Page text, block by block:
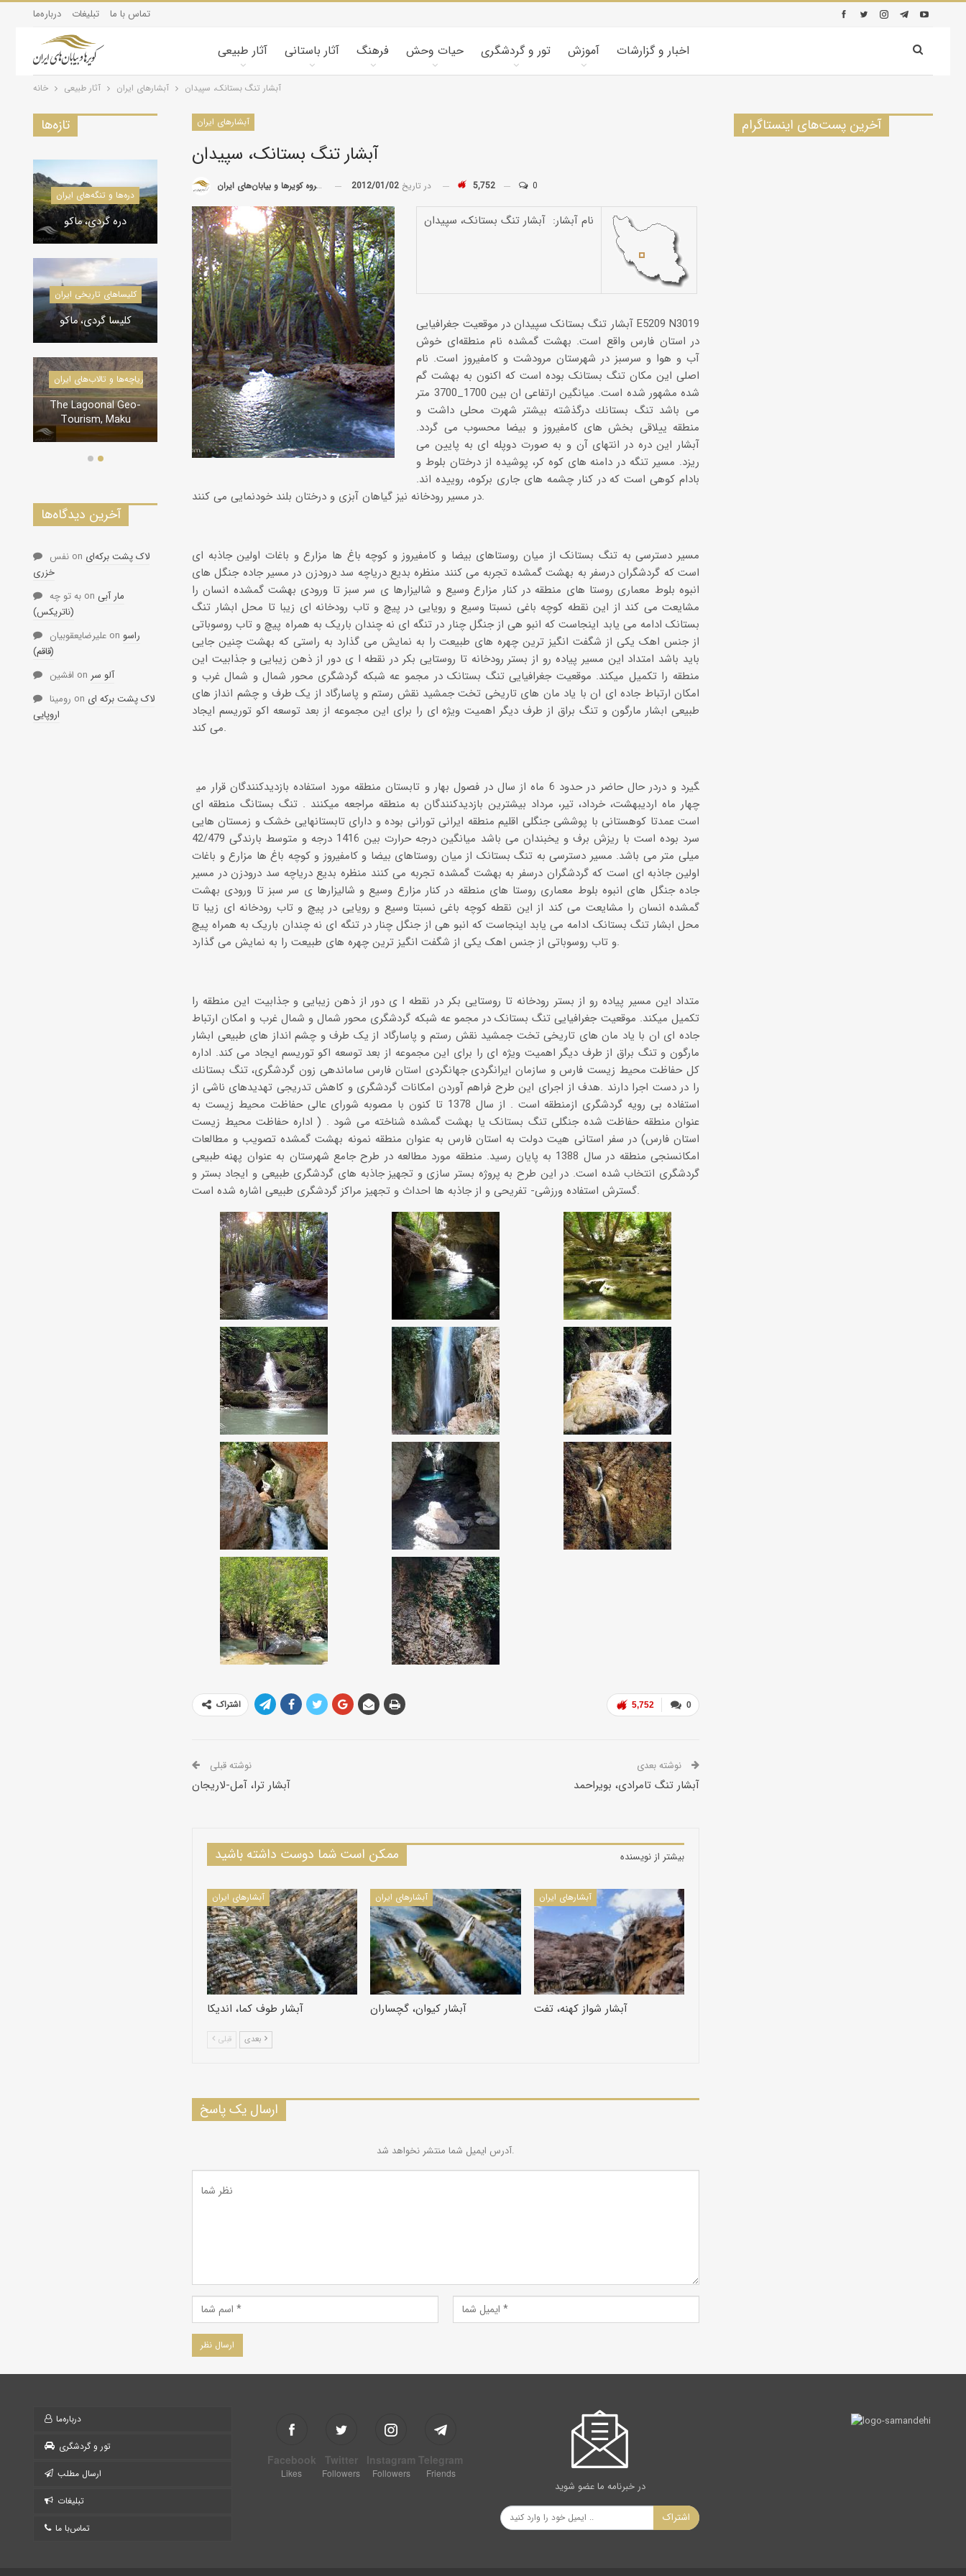
درباره‌ما تبلیغات تماس با ما
آثار طبیعی آثار باستانی فرهنگ حیات وحش تور و گردشگری آموزش اخبار و گزارشات
خانه آثار طبیعی آبشارهای ایران آبشار تنگ بستانک، سپیدان
آبشارهای ایران
آبشار تنگ بستانک، سپیدان
توسط گروه کویرها و بیابان‌های ایران در تاریخ 2012/01/02 5,752 0
نام آبشار: آبشار تنگ بستانک، سپیدان
آبشار تنگ بستانک سپیدان در موقعیت جغرافیایی E5209 N3019
در استان فارس واقع است. بهشت گمشده نام منطقه‌ای خوش
آب و هوا و سرسبز در شهرستان مرودشت و کامفیروز است. نام
اصلی این مکان تنگ بستانک بوده است که اکنون به بهشت گم
شده مشهور شده است. میانگین ارتفاعی ان بین 1700_3700 متر
می باشد تنگ بستانك درگذشته بیشتر شهرت محلی داشت و
منطقه ییلاقی بخش های كامفیروز و بیضا محسوب می گردد.
آبشار این دره در انتهای آن و به صورت دوپله ای به پایین می
ریزد. مسیر تنگه در دامنه های کوه کر، پوشیده از درختان بلوط و
بادام کوهی است که در کنار چشمه های جاری برکوه، روییده اند.
در مسیر رودخانه نیز گیاهان آبزی و درختان بلند خودنمایی می کنند.
مسیر دسترسی به تنگ بستانک از میان روستاهای بیضا و کامفیروز و کوچه باغ ها مزارع و باغات اولین جاذبه ای
است که گردشگران درسفر به بهشت گمشده تجربه می کنند منظره بدیع دریاچه سد درودزن در مسیر جاده جنگل های
انبوه بلوط معماری روستا های منطقه در کنار مزارع وسیع و شالیزارها ی سر سبز تا ورودی بهشت گمشده انسان را
مشایعت می کند از این نقطه کوچه باغی نسبتا وسیع و رویایی در پیچ و تاب رودخانه ای زیبا تا محل ابشار تنگ
بستانک ادامه می یابد اینجاست که انبو هی از جنگل چنار در تنگه ای نه چندان باریک به همراه پیچ و تاب روسوباتی
از جنس اهک یکی از شگفت انگیز ترین چهره های طبیعت را به نمایش می گذارد به راستی که بهشت چنین جایی
باید باشد امتداد این مسیر پیاده رو از بستر رودخانه تا روستایی بکر در نقطه ا ی دور از ذهن زیبایی و جذابیت این
منطقه را تکمیل میکند. موقعیت جغرافیایی تنگ بستانک در مجمو عه شبکه گردشگری محور شمال و شمال غرب و
امکان ارتباط جاده ای ان با یاد مان های تاریخی تخت جمشید نقش رستم و پاسارگاد از یک طرف و چشم انداز های
طبیعی ابشار مارگون و تنگ براق از طرف دیگر اهمیت ویژه ای را برای این مجموعه از بعد توسعه اکو توریسم ایجاد
می کند.
در حال حاضر در حدود 6 ماه از سال در فصول بهار و تابستان منطقه مورد استفاده بازدیدكنندگان قرار می‎گیرد و در
چهار ماه اردیبهشت، خرداد، تیر، مرداد بیشترین بازدیدكنندگان به منطقه مراجعه میكنند . تنگ بستانگ منطقه ای
است عمدتا کوهستانی با پوششی جنگلی اقلیم منطقه ایرانی تورانی بوده و دارای تابستانهایی خشک و زمستان هایی
سرد بوده است با ریزش برف و یخبندان می باشد میانگین درجه حرارت بین 1416 درجه و متوسط بارندگی 42/479
میلی متر می باشد. مسیر دسترسی به تنگ بستانک از میان روستاهای بیضا و کامفیروز و کوچه باغ ها مزارع و باغات
اولین جاذبه ای است که گردشگران درسفر به بهشت گمشده تجربه می کنند منظره بدیع دریاچه سد درودزن در مسیر
جاده جنگل های انبوه بلوط معماری روستا های منطقه در کنار مزارع وسیع و شالیزارها ی سر سبز تا ورودی بهشت
گمشده انسان را مشایعت می کند از این نقطه کوچه باغی نسبتا وسیع و رویایی در پیچ و تاب رودخانه ای زیبا تا
محل ابشار تنگ بستانک ادامه می یابد اینجاست که انبو هی از جنگل چنار در تنگه ای نه چندان باریک به همراه پیچ
و تاب روسوباتی از جنس اهک یکی از شگفت انگیز ترین چهره های طبیعت را به نمایش می گذارد.
متداد این مسیر پیاده رو از بستر رودخانه تا روستایی بکر در نقطه ا ی دور از ذهن زیبایی و جذابیت این منطقه را
تکمیل میکند. موقعیت جغرافیایی تنگ بستانک در مجمو عه شبکه گردشگری محور شمال و شمال غرب و امکان ارتباط
جاده ای ان با یاد مان های تاریخی تخت جمشید نقش رستم و پاسارگاد از یک طرف و چشم انداز های طبیعی ابشار
مارگون و تنگ براق از طرف دیگر اهمیت ویژه ای را برای این مجموعه از بعد توسعه اکو توریسم ایجاد می کند. اداره
كل حفاظت محیط زیست فارس و سازمان ایرانگردی جهانگردی استان فارس ساماندهی زون گردشگری، تنگ بستانك
را در دست اجرا دارند .هدف از اجرای این طرح فراهم آوردن امكانات گردشگری و كاهش تدریجی تهدیدهای ناشی از
استفاده بی رویه گردشگری ازمنطقه است . از سال 1378 تا کنون با مصوبه شورای عالی حفاظت محیط زیست به
عنوان منطقه حفاظت شده جنگلی تنگ بستانک یا بهشت گمشده شناخته می شود . ( اداره حفاظت محیط زیست
استان فارس) در سفر استانی هیت دولت به استان فارس به عنوان منطقه نمونه بهشت گمشده تصویب و مطالعات
امکانسنجی منطقه در سال 1388 به پایان رسید. منطقه مورد مطالعه در طرح جامع شهرستان به عنوان پهنه طبیعی
گردشگری انتخاب شده است. در این طرح به پروژه بستر سازی و تجهیز جاذبه های گردشگری طبیعی و ایجاد بستر و
گسترش استفاده ورزشی- تفریحی و از جاذبه ها احداث و تجهیز مراکز گردشگری طبیعی اشاره شده است.
0
5,752 اشتراک
نوشته قبلی
آبشار ترا، آمل-لاریجان آبشار تنگ تامرادی، بویراحمد
ممکن است شما دوست داشته باشید بیشتر از نویسنده
آبشارهای ایران
آبشار طوف کما، اندیکا
آبشارهای ایران
آبشار کیوان، گچساران
آبشارهای ایران
آبشار شواز کهنه، تفت
قبلی
ارسال یک پاسخ
آدرس ایمیل شما منتشر نخواهد شد.
آخرین پست‌های اینستاگرام تازه‌ها
کویرشناسی
طوفان شن و راهکارها
کاروانسراها و قلعه‌های استان یزد
کاروانسرای رباط زین
الدین، مهریز
دره‌ها و تنگه‌های ایران
تنگه لی لی، دورود
دره‌ها و تنگه‌های ایران
دره گردی، ماکو
کلیسا‌های تاریخی ایران
کلیسا گردی، ماکو
درياچه‌‌ها و تالاب‌های ایران
The Lagoonal Geo-
Tourism, Maku
طوفان شن و راهکارها
کاروانسرای رباط زین
الدین، مهریز
دره‌ها و تنگه‌های ایران
تنگه لی لی، دورود
آخرین دیدگاه‌ها
نفس on لاک پشت برکه‌ای
خزری
به تو چه on مار آبی
(ناتریکس)
علیرضایعقوبیان on راسو
(قاقم)
افشین on آلو سر
رومینا on لاک پشت برکه ای
اروپایی
درباره‌ما
تور و گردشگری
ارسال مطلب
تبلیغات
تماس‌با ما
Facebook
Likes
Twitter
Followers
Instagram
Followers
Telegram
Friends
در خبرنامه ما عضو شوید
اشتراک